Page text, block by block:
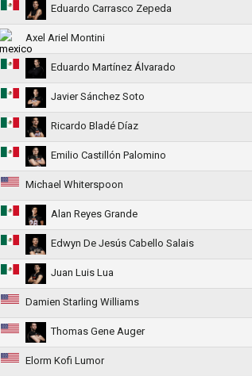
Eduardo Carrasco Zepeda
Axel Ariel Montini
Eduardo Martínez Álvarado
Javier Sánchez Soto
Ricardo Bladé Díaz
Emilio Castillón Palomino
Michael Whiterspoon
Alan Reyes Grande
Edwyn De Jesús Cabello Salais
Juan Luis Lua
Damien Starling Williams
Thomas Gene Auger
Elorm Kofi Lumor